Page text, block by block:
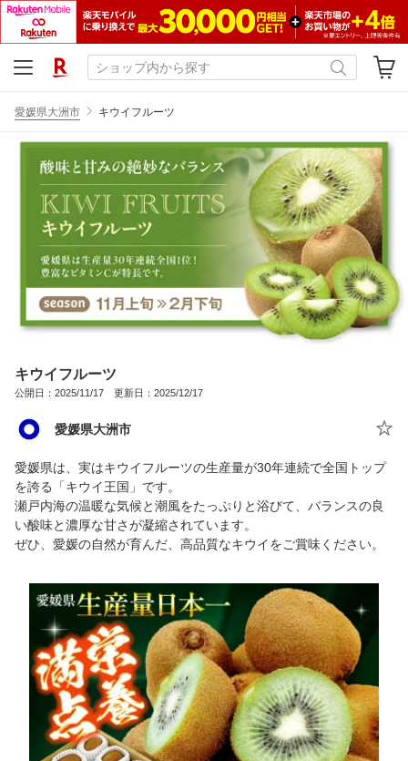
愛媛県大洲市 キウイフルーツ
キウイフルーツ
公開日：2025/11/17 更新日：2025/12/17
愛媛県大洲市
愛媛県は、実はキウイフルーツの生産量が30年連続で全国トップ
を誇る「キウイ王国」です。
瀬戸内海の温暖な気候と潮風をたっぷりと浴びて、バランスの良
い酸味と濃厚な甘さが凝縮されています。
ぜひ、愛媛の自然が育んだ、高品質なキウイをご賞味ください。